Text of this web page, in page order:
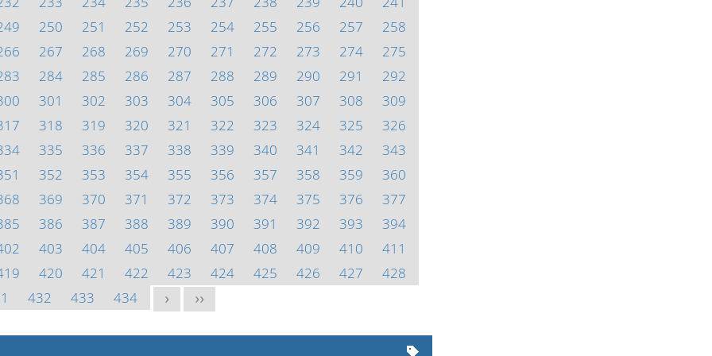
250 251 252 253 254 255 256 257
258
267 268 269 270 271 272 273 274
275
284 285 286 287 288 289 290 291
292
301 302 303 304 305 306 307 308
309
318 319 320 321 322 323 324 325
326
335 336 337 338 339 340 341 342
343
352 353 354 355 356 357 358 359
360
369 370 371 372 373 374 375 376
377
386 387 388 389 390 391 392 393
394
403 404 405 406 407 408 409 410
411
420 421 422 423 424 425 426 427
428
432 433 434 > >>